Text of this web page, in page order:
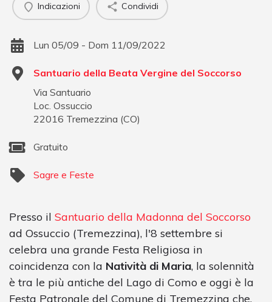
Indicazioni Condividi
Lun 05/09 - Dom 11/09/2022
Santuario della Beata Vergine del Soccorso
Via Santuario
Loc. Ossuccio
22016 Tremezzina (CO)
Gratuito
Sagre e Feste
Presso il Santuario della Madonna del Soccorso
ad Ossuccio (Tremezzina), l'8 settembre si
celebra una grande Festa Religiosa in
coincidenza con la Natività di Maria, la solennità
è tra le più antiche del Lago di Como e oggi è la
Festa Patronale del Comune di Tremezzina che,